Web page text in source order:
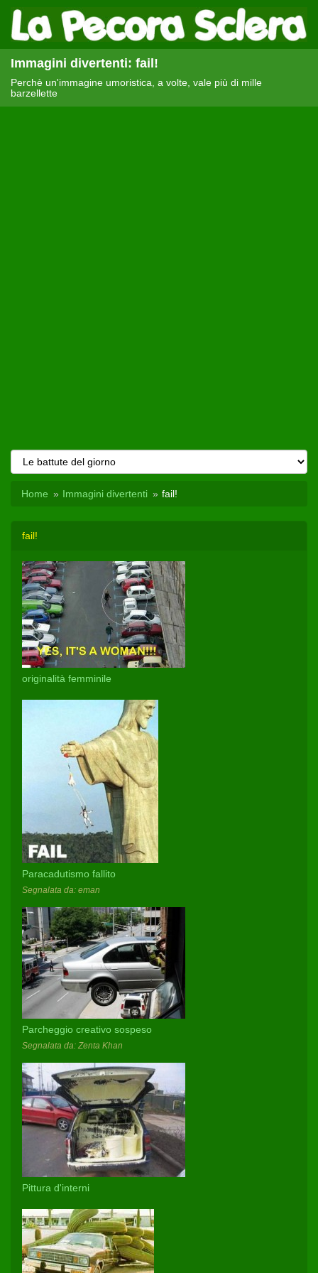
Immagini divertenti: fail!
Perchè un'immagine umoristica, a volte, vale più di mille
barzellette
Home Immagini divertenti fail!
fail!
originalità femminile
Paracadutismo fallito
Segnalata da: eman
Parcheggio creativo sospeso
Segnalata da: Zenta Khan
Pittura d'interni